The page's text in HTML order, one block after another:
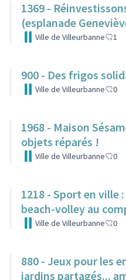
1369 -
(esplanade
Ville de Villeurbanne 1
900 - Des frigos
Ville de Villeurbanne 0
1968 - Maison
objets réparés !
Ville de Villeurbanne 0
1218 - Sport en ville
beach-volley au
Ville de Villeurbanne 0
880 - Jeux pour les
jardins partagés...